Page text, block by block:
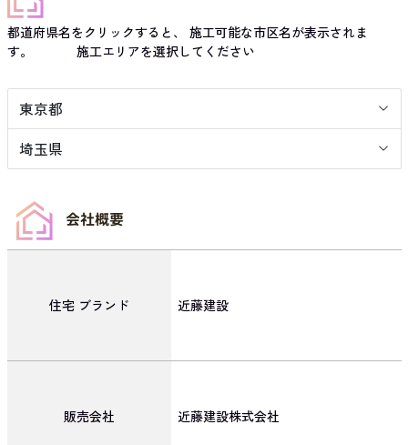
都道府県名をクリックすると、 施工可能な市区名が表示されま
す。 施工エリアを選択してください
東京都
埼玉県
会社概要
住宅 ブランド 近藤建設
販売会社 近藤建設株式会社